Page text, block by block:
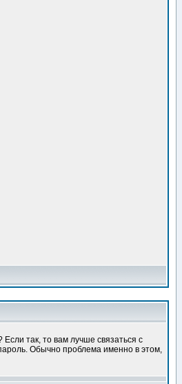
так, то вам лучше связаться с
Обычно проблема именно в этом,